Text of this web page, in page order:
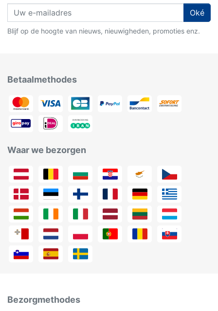
Oké
Blijf op de hoogte van nieuws, nieuwigheden, promoties enz.
Betaalmethodes
Waar we bezorgen
Bezorgmethodes